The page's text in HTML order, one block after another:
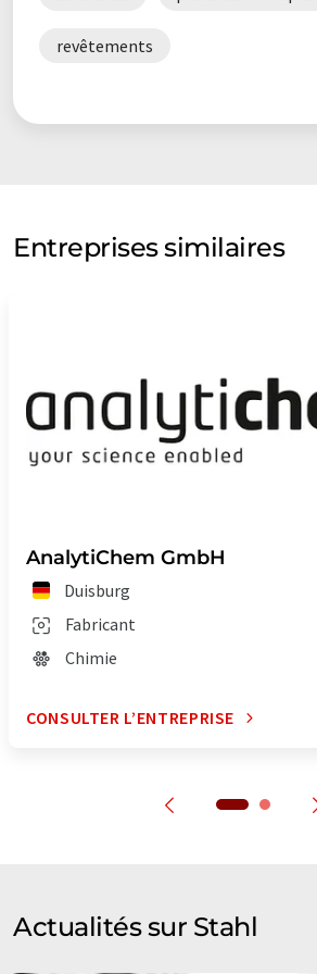
revêtements
Entreprises similaires
AnalytiChem GmbH
Duisburg
Fabricant
Chimie
CONSULTER L’ENTREPRISE
Actualités sur Stahl